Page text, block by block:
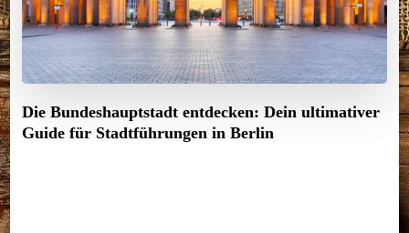
Die Bundeshauptstadt entdecken: Dein ultimativer
Guide für Stadtführungen in Berlin